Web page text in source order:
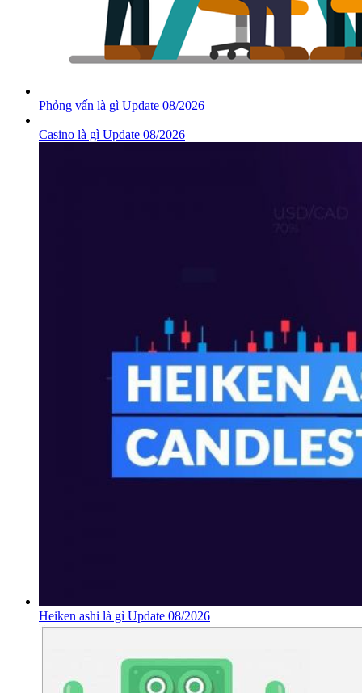
Phỏng vấn là gì Update 08/2026
Casino là gì Update 08/2026
Heiken ashi là gì Update 08/2026